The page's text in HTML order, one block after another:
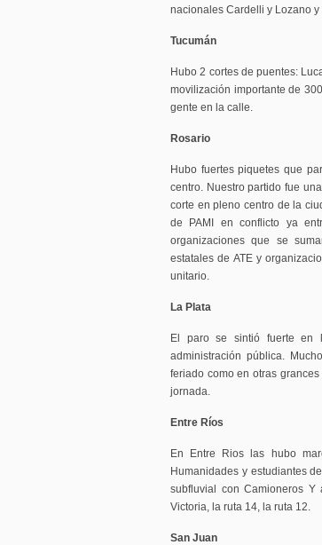
nacionales Cardelli y Lozano y
Tucumán
Hubo 2 cortes de puentes:
movilización importante de
gente en la calle.
Rosario
Hubo fuertes piquetes que
centro. Nuestro partido fue
corte en pleno centro de la
de PAMI en conflicto ya
organizaciones que se
estatales de ATE y
unitario.
La Plata
El paro se sintió fuerte en
administración pública.
feriado como en otras
jornada.
Entre Ríos
En Entre Rios las hubo
Humanidades y estudiantes
subfluvial con Camioneros
Victoria, la ruta 14, la ruta 12.
San Juan